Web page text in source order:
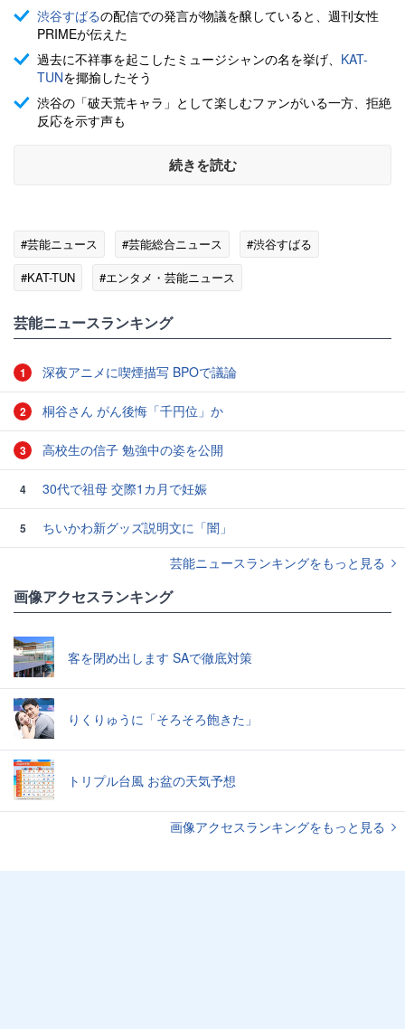
渋谷すばるの配信での発言が物議を醸していると、週刊女性
PRIMEが伝えた
過去に不祥事を起こしたミュージシャンの名を挙げ、 KAT-
TUNを揶揄したそう
渋谷の「破天荒キャラ」として楽しむファンがいる一方、拒絶
反応を示す声も
続きを読む
#芸能ニュース #芸能総合ニュース
#渋谷すばる
#KAT-TUN
#エンタメ・芸能ニュース
芸能ニュースランキング
1 深夜アニメに喫煙描写 BPOで議論
2 桐谷さん がん後悔「千円位」か
3 高校生の信子 勉強中の姿を公開
4 30代で祖母 交際1カ月で妊娠
5
ちいかわ新グッズ説明文に「闇」
芸能ニュースランキングをもっと見る
画像アクセスランキング
客を閉め出します SAで徹底対策
りくりゅうに「そろそろ飽きた」
トリプル台風 お盆の天気予想
画像アクセスランキングをもっと見る